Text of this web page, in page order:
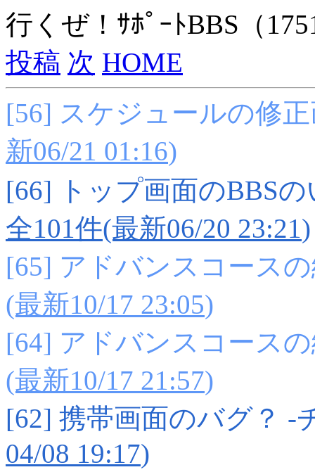
行くぜ！ｻﾎﾟｰﾄBBS（
投稿 次 HOME
[56] スケジュールの修
新06/21 01:16)
[66] トップ画面のBBS
全101件(最新06/20 23:21)
[65] アドバンスコース
(最新10/17 23:05)
[64] アドバンスコース
(最新10/17 21:57)
[62] 携帯画面のバグ？ -
04/08 19:17)